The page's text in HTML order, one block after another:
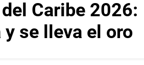
Caribe 2026:
y se lleva el oro